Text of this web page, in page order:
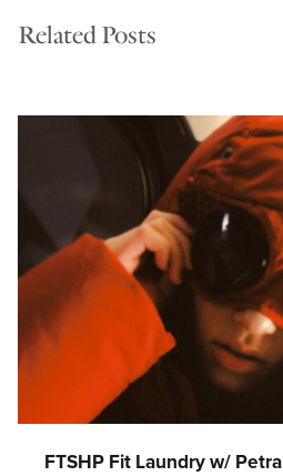
Related Posts
FTSHP Fit Laundry w/ Petra